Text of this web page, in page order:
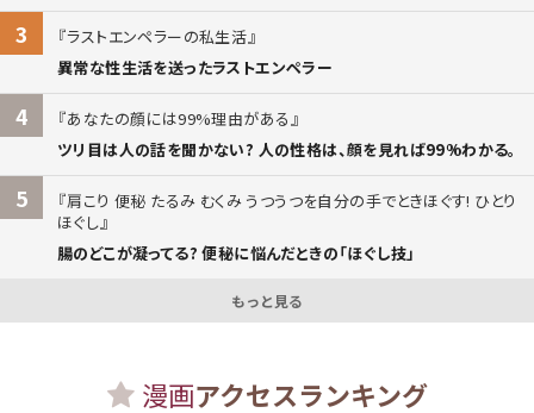
3
ラストエンペラーの私生活
異常な性生活を送ったラストエンペラー
4
あなたの顔には99%理由がある
ツリ目は人の話を聞かない? 人の性格は、顔を見れば99%わかる。
5
肩こり 便秘 たるみ むくみ うつうつを自分の手でときほぐす! ひとり
ほぐし
腸のどこが凝ってる? 便秘に悩んだときの「ほぐし技」
もっと見る
漫画アクセスランキング